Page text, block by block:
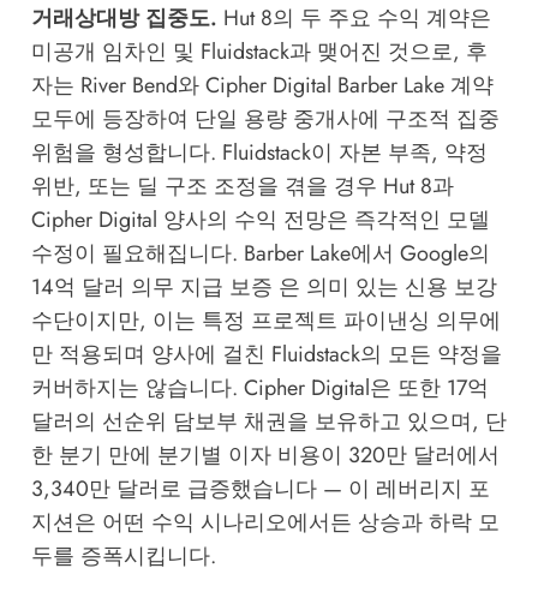
거래상대방 집중도. Hut 8의 두 주요 수익 계약은
미공개 임차인 및 Fluidstack과 맺어진 것으로, 후
자는 River Bend와 Cipher Digital Barber Lake 계약
모두에 등장하여 단일 용량 중개사에 구조적 집중
위험을 형성합니다. Fluidstack이 자본 부족, 약정
위반, 또는 딜 구조 조정을 겪을 경우 Hut 8과
Cipher Digital 양사의 수익 전망은 즉각적인 모델
수정이 필요해집니다. Barber Lake에서 Google의
14억 달러 의무 지급 보증 은 의미 있는 신용 보강
수단이지만, 이는 특정 프로젝트 파이낸싱 의무에
만 적용되며 양사에 걸친 Fluidstack의 모든 약정을
커버하지는 않습니다. Cipher Digital은 또한 17억
달러의 선순위 담보부 채권을 보유하고 있으며, 단
한 분기 만에 분기별 이자 비용이 320만 달러에서
3,340만 달러로 급증했습니다 — 이 레버리지 포
지션은 어떤 수익 시나리오에서든 상승과 하락 모
두를 증폭시킵니다.